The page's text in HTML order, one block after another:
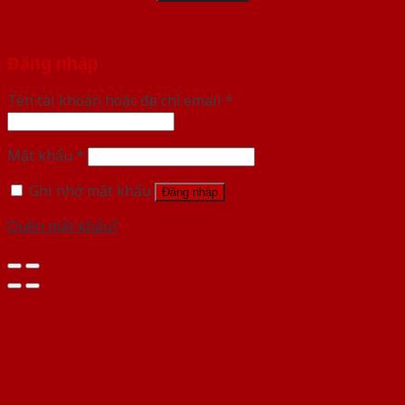
Đăng nhập
Tên tài khoản hoặc địa chỉ email *
Mật khẩu *
Ghi nhớ mật khẩu
Đăng nhập
Quên mật khẩu?